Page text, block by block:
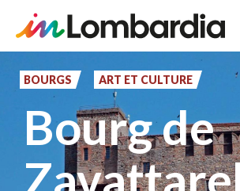
principal
BOURGS ART ET CULTURE
Bourg de